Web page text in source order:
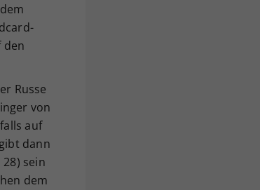
den
Russe
von
auf
dann
sein
dem